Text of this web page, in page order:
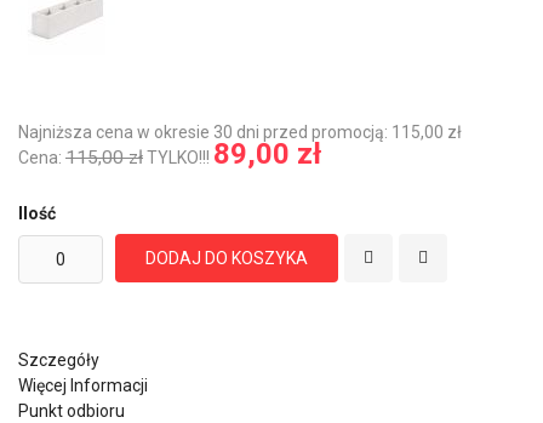
Najniższa cena w okresie 30 dni przed promocją: 115,00 zł
Cena: 115,00 złTYLKO!!! 89,00 zł
Ilość
DODAJ DO KOSZYKA
Szczegóły
Więcej Informacji
Punkt odbioru